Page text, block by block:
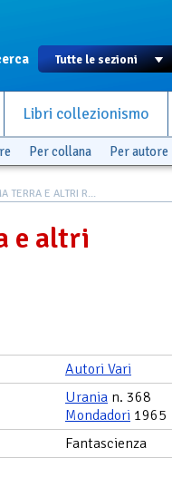
Libri collezionismo
Per collana Per autore
TERRA E ALTRI R...
e altri
Autori Vari
Urania n. 368
Mondadori 1965
Fantascienza